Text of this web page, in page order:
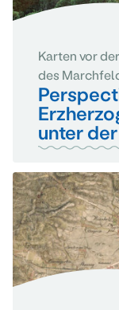
Karten vor
des
unter der